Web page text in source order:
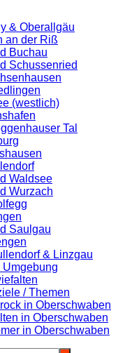
& Oberallgäu
an der Riß
Buchau
Schussenried
(westlich)
Tal
Waldsee
Wurzach
Saulgau
& Linzgau
Umgebung
/ Themen
in Oberschwaben
in Oberschwaben
in Oberschwaben